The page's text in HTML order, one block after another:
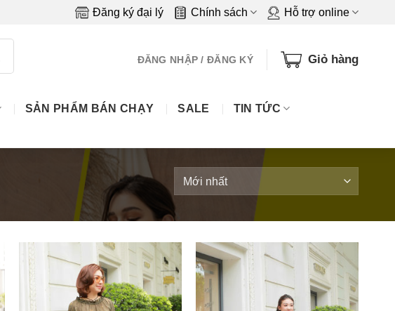
Đăng ký đại lý Chính sách Hỗ trợ online
ĐĂNG NHẬP / ĐĂNG KÝ Giỏ hàng
SẢN PHẨM BÁN CHẠY SALE TIN TỨC